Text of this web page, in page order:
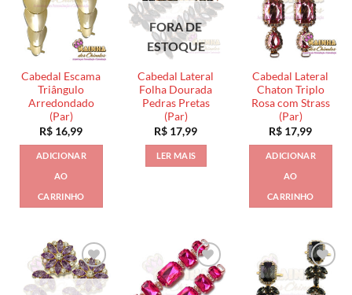
Cabedal Escama
Triângulo
Arredondado
(Par)
R$ 16,99
ADICIONAR
AO
CARRINHO
FORA DE
ESTOQUE
Cabedal Lateral
Folha Dourada
Pedras Pretas
(Par)
R$ 17,99
LER MAIS
Cabedal Lateral
Chaton Triplo
Rosa com Strass
(Par)
R$ 17,99
ADICIONAR
AO
CARRINHO